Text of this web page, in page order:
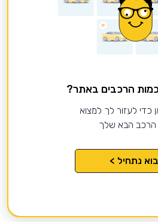
הרכבים באתר?
כדי לעזור לך למצוא
הבא שלך
בוא נתחיל >